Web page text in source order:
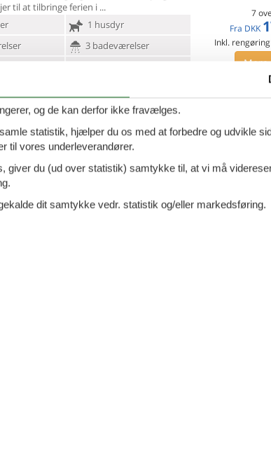
til at tilbringe ferien i
1 husdyr
3 badeværelser
7
Fra DKK
Inkl.
Mere
- Brac-Postira - 21410 -
med pool, fire soveværelser og fire
er
for familier med børn - eller
7
og de kan derfor ikke fravælges.
statistik, hjælper du os med at forbedre og udvikle
til vores underleverandører.
giver du (ud over statistik) samtykke til, at vi må
dit samtykke vedr. statistik og/eller markedsføring.